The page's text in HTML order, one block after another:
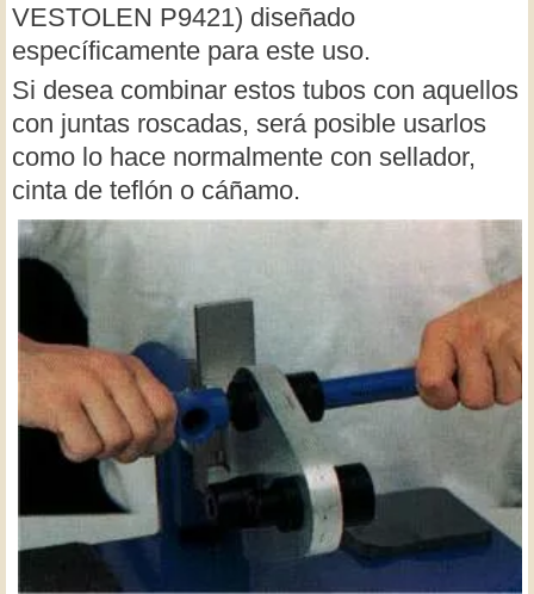
VESTOLEN P9421) diseñado
específicamente para este uso.
Si desea combinar estos tubos con aquellos
con juntas roscadas, será posible usarlos
como lo hace normalmente con sellador,
cinta de teflón o cáñamo.